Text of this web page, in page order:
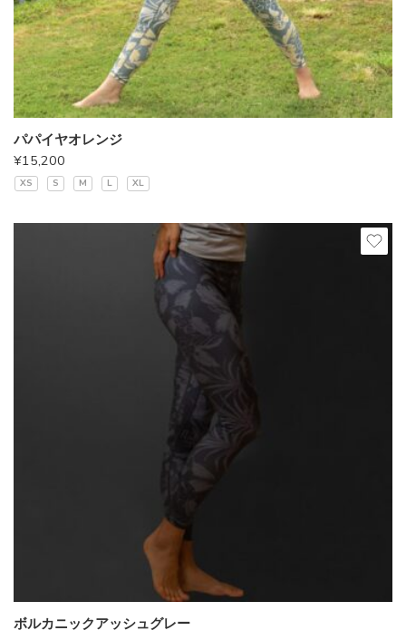
パパイヤオレンジ
¥15,200
XS S M L XL
ボルカニックアッシュグレー